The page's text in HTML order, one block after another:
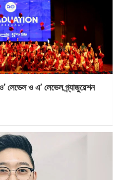
লেভেল ও এ’ লেভেল গ্র্যাজুয়েশন